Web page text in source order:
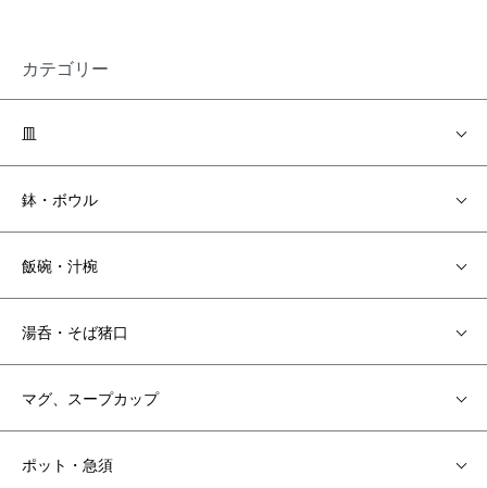
カテゴリー
皿
鉢・ボウル
飯碗・汁椀
湯呑・そば猪口
マグ、スープカップ
ポット・急須